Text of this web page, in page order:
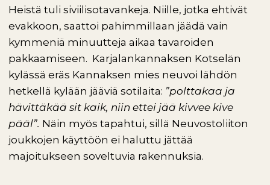
Heistä tuli siviilisotavankeja. Niille, jotka ehtivät
evakkoon, saattoi pahimmillaan jäädä vain
kymmeniä minuutteja aikaa tavaroiden
pakkaamiseen. Karjalankannaksen Kotselän
kylässä eräs Kannaksen mies neuvoi lähdön
hetkellä kylään jääviä sotilaita: ”polttakaa ja
hävittäkää sit kaik, niin ettei jää kivvee kive
pääl”. Näin myös tapahtui, sillä Neuvostoliiton
joukkojen käyttöön ei haluttu jättää
majoitukseen soveltuvia rakennuksia.